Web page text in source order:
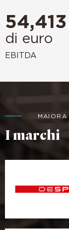
54,413
di euro
EBITDA
MAIORA
I marchi